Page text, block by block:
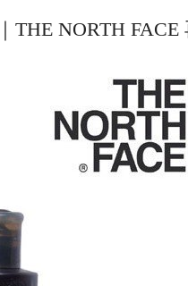
THE NORTH FACE